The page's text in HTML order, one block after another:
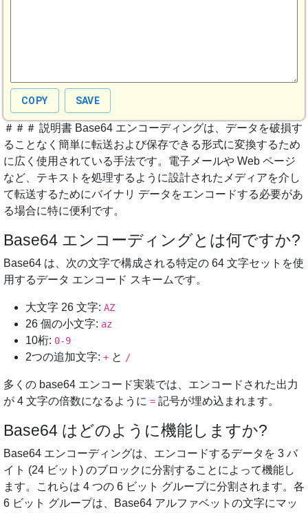
COPY SAVE
＃＃＃ 説明書 Base64 エンコーディングは、データを破損す
ることなく簡単に転送および保存できる形式に変換するため
に広く使用されている手法です。電子メールや Web ページ
など、テキストを処理するように設計されたメディアを介し
て転送するためにバイナリ データをエンコードする必要があ
る場合に特に便利です。
Base64 エンコーディングとは何ですか?
Base64 は、次の文字で構成される特定の 64 文字セットを使
用するデータ エンコード スキームです。
大文字 26 文字: AZ
26 個の小文字: az
10桁: 0-9
2つの追加文字: + と /
多くの base64 エンコード実装では、エンコードされた出力
が 4 文字の倍数になるように = 記号が埋め込まれます。
Base64 はどのように機能しますか?
Base64 エンコーディングは、エンコードするデータを 3 バ
イト (24 ビット) のブロックに分割することによって機能し
ます。これらは 4 つの 6 ビット グループに分割されます。各
6 ビット グループは、Base64 アルファベットの文字にマッ